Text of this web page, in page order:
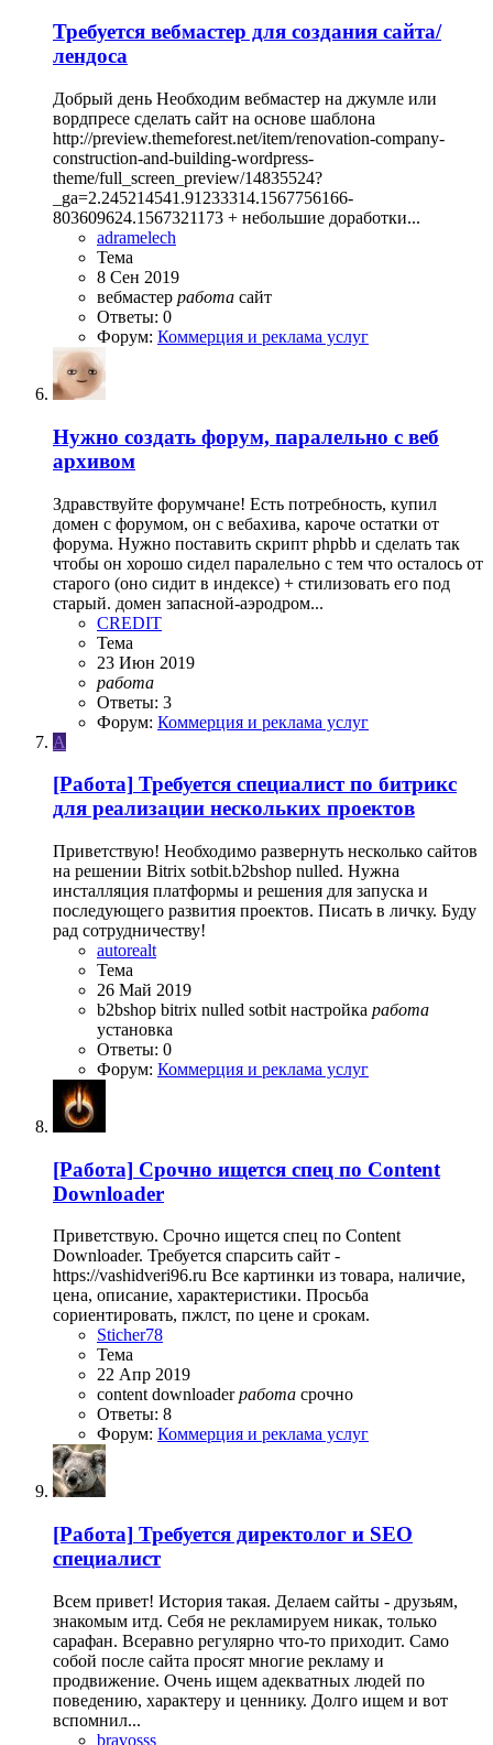
Требуется вебмастер для создания сайта/
лендоса
Добрый день Необходим вебмастер на джумле или
вордпресе сделать сайт на основе шаблона
http://preview.themeforest.net/item/renovation-company-
construction-and-building-wordpress-
theme/full_screen_preview/14835524?
_ga=2.245214541.91233314.1567756166-
803609624.1567321173 + небольшие доработки...
adramelech
Тема
8 Сен 2019
вебмастер работа сайт
Ответы: 0
Форум: Коммерция и реклама услуг
Нужно создать форум, паралельно с веб
архивом
Здравствуйте форумчане! Есть потребность, купил
домен с форумом, он с вебахива, кароче остатки от
форума. Нужно поставить скрипт phpbb и сделать так
чтобы он хорошо сидел паралельно с тем что осталось от
старого (оно сидит в индексе) + стилизовать его под
старый. домен запасной-аэродром...
CREDIT
Тема
23 Июн 2019
работа
Ответы: 3
Форум: Коммерция и реклама услуг
A
[Работа] Требуется специалист по битрикс
для реализации нескольких проектов
Приветствую! Необходимо развернуть несколько сайтов
на решении Bitrix sotbit.b2bshop nulled. Нужна
инсталляция платформы и решения для запуска и
последующего развития проектов. Писать в личку. Буду
рад сотрудничеству!
autorealt
Тема
26 Май 2019
b2bshop bitrix nulled sotbit настройка работа
установка
Ответы: 0
Форум: Коммерция и реклама услуг
[Работа] Срочно ищется спец по Content
Downloader
Приветствую. Срочно ищется спец по Content
Downloader. Требуется спарсить сайт -
https://vashidveri96.ru Все картинки из товара, наличие,
цена, описание, характеристики. Просьба
сориентировать, пжлст, по цене и срокам.
Sticher78
Тема
22 Апр 2019
content downloaderработа срочно
Ответы: 8
Форум: Коммерция и реклама услуг
[Работа] Требуется директолог и SEO
специалист
Всем привет! История такая. Делаем сайты - друзьям,
знакомым итд. Себя не рекламируем никак, только
сарафан. Всеравно регулярно что-то приходит. Само
собой после сайта просят многие рекламу и
продвижение. Очень ищем адекватных людей по
поведению, характеру и ценнику. Долго ищем и вот
вспомнил...
bravosss